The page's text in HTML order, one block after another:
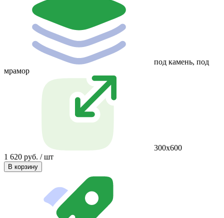
под камень, под
мрамор
300х600
1 620 руб. / шт
В корзину